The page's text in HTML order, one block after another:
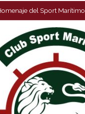
del Sport Marítimo